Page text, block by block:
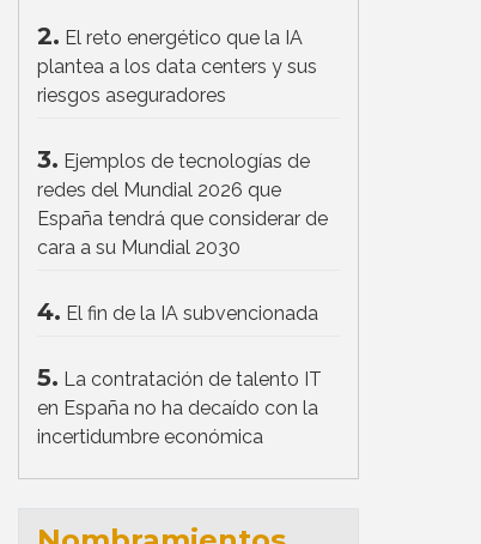
2. El reto energético que la IA
plantea a los data centers y sus
riesgos aseguradores
3. Ejemplos de tecnologías de
redes del Mundial 2026 que
España tendrá que considerar de
cara a su Mundial 2030
4. El fin de la IA subvencionada
5. La contratación de talento IT
en España no ha decaído con la
incertidumbre económica